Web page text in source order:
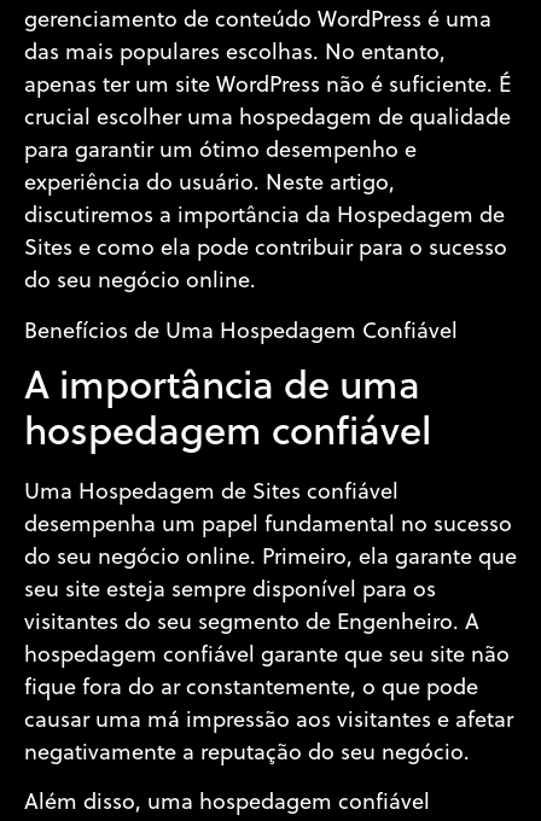
gerenciamento de conteúdo WordPress é uma
das mais populares escolhas. No entanto,
apenas ter um site WordPress não é suficiente. É
crucial escolher uma hospedagem de qualidade
para garantir um ótimo desempenho e
experiência do usuário. Neste artigo,
discutiremos a importância da Hospedagem de
Sites e como ela pode contribuir para o sucesso
do seu negócio online.
Benefícios de Uma Hospedagem Confiável
A importância de uma
hospedagem confiável
Uma Hospedagem de Sites confiável
desempenha um papel fundamental no sucesso
do seu negócio online. Primeiro, ela garante que
seu site esteja sempre disponível para os
visitantes do seu segmento de Engenheiro. A
hospedagem confiável garante que seu site não
fique fora do ar constantemente, o que pode
causar uma má impressão aos visitantes e afetar
negativamente a reputação do seu negócio.
Além disso, uma hospedagem confiável